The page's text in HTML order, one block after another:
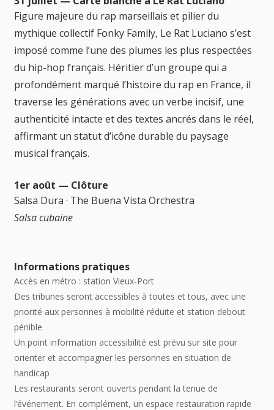
Figure majeure du rap marseillais et pilier du
mythique collectif Fonky Family, Le Rat Luciano s’est
imposé comme l’une des plumes les plus respectées
du hip-hop français. Héritier d’un groupe qui a
profondément marqué l’histoire du rap en France, il
traverse les générations avec un verbe incisif, une
authenticité intacte et des textes ancrés dans le réel,
affirmant un statut d’icône durable du paysage
musical français.
1er août — Clôture
Salsa Dura · The Buena Vista Orchestra
Salsa cubaine
Informations pratiques
Accès en métro : station Vieux-Port
Des tribunes seront accessibles à toutes et tous, avec une
priorité aux personnes à mobilité réduite et station debout
pénible
Un point information accessibilité est prévu sur site pour
orienter et accompagner les personnes en situation de
handicap
Les restaurants seront ouverts pendant la tenue de
l’événement. En complément, un espace restauration rapide